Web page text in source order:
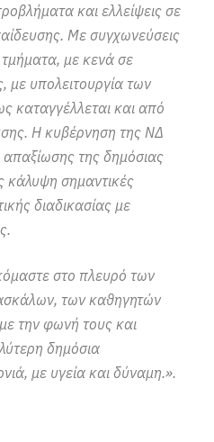
και ελλείψεις σε
Με συγχωνεύσεις
με κενά σε
με υπολειτουργία των
καταγγέλλεται και από
Η κυβέρνηση της ΝΔ
απαξίωσης της δημόσιας
κάλυψη σημαντικές
διαδικασίας με
στο πλευρό των
των καθηγητών
την φωνή τους και
δημόσια
με υγεία και δύναμη.».